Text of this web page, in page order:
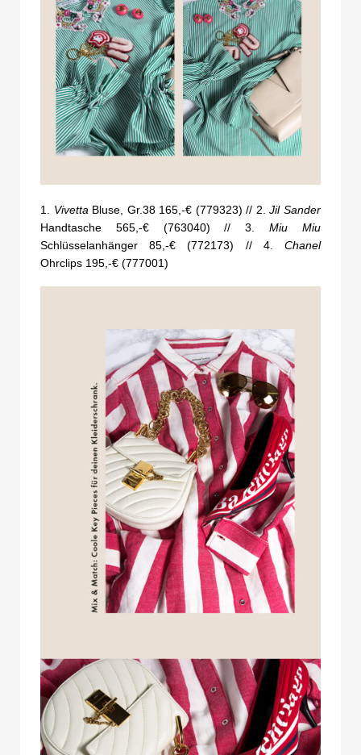
1. VivettaBluse, Gr.38 165,-€ (779323) // 2. Jil Sander
Handtasche 565,-€ (763040) // 3.Miu Miu
Schlüsselanhänger 85,-€ (772173) // 4. Chanel
Ohrclips 195,-€ (777001)